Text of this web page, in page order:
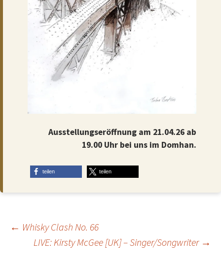
Ausstellungseröffnung am 21.04.26 ab
19.00 Uhr bei uns im Domhan.
teilen teilen
Beitragsnavigation
← Whisky Clash No. 66
LIVE: Kirsty McGee [UK] – Singer/Songwriter →